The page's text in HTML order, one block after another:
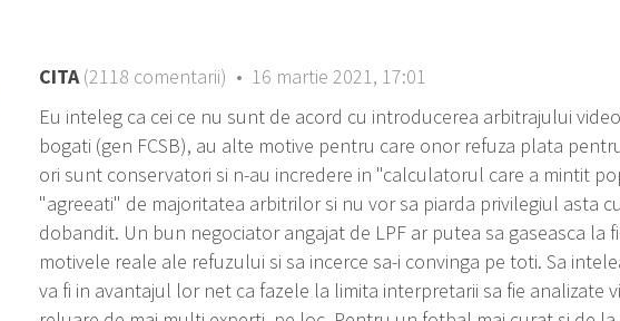
CITA(2118 comentarii) • 16 martie 2021, 17:01
Eu inteleg ca cei ce nu sunt de acord cu introducerea arbitrajului
bogati (gen FCSB), au alte motive pentru care onor refuza plata
ori sunt conservatori si n-au incredere in "calculatorul care a mintit
"agreeati" de majoritatea arbitrilor si nu vor sa piarda privilegiul asta
dobandit. Un bun negociator angajat de LPF ar putea sa gaseasca la
motivele reale ale refuzului si sa incerce sa-i convinga pe toti. Sa
va fi in avantajul lor net ca fazele la limita interpretarii sa fie analizate